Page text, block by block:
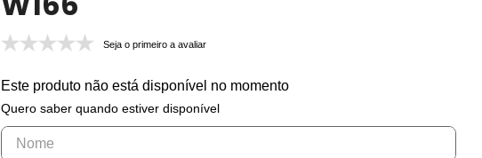
Seja o primeiro a avaliar
Este produto não está disponível no momento
Quero saber quando estiver disponível